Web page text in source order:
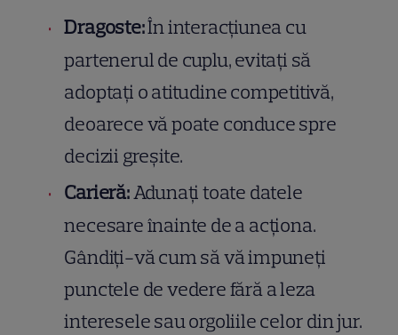
Dragoste:În interacțiunea cu
partenerul de cuplu, evitați să
adoptați o atitudine competitivă,
deoarece vă poate conduce spre
decizii greșite.
Carieră:Adunați toate datele
necesare înainte de a acționa.
Gândiți-vă cum să vă impuneți
punctele de vedere fără a leza
interesele sau orgoliile celor din jur.